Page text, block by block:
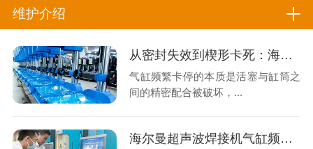
维护介绍
从密封失效到楔形卡死：海尔曼气缸频繁卡停的机理分析与专业修复
气缸频繁卡停的本质是活塞与缸筒之
间的精密配合被破坏，...
海尔曼超声波焊接机气缸频繁卡停？系统性排查与专业解决方案